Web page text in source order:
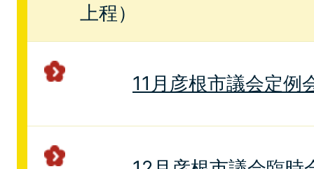
上程）
11月彦根市議会定例